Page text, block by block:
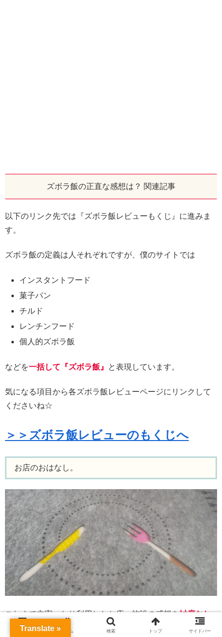
ズボラ飯の正直な感想は？ 関連記事
以下のリンク先では『ズボラ飯レビューもくじ』に進みま
す。
ズボラ飯の定義は人それぞれですが、僕のサイトでは
インスタントフード
菓子パン
チルド
レンチンフード
個人的ズボラ飯
などを一括して『ズボラ飯』 と表現しています。
気になる項目から各ズボラ飯レビューページにリンクして
くださいね☆
＞＞ズボラ飯レビューのもくじへ
お店のおはなし。
これまで立寄ったり利用したお店・施設の感想を忖度なし
の正直にを書いています。
メニュー ホーム 検索 トップ サイドバー
Translate »